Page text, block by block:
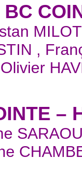
,
–